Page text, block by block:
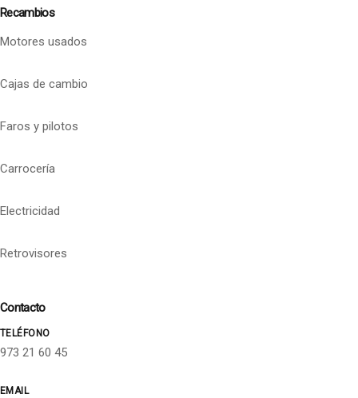
Recambios
Motores usados
Cajas de cambio
Faros y pilotos
Carrocería
Electricidad
Retrovisores
Contacto
TELÉFONO
973 21 60 45
EMAIL